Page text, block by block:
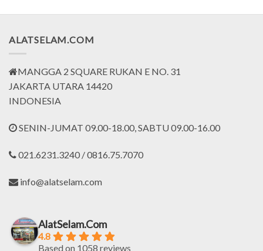
ALATSELAM.COM
MANGGA 2 SQUARE RUKAN E NO. 31
JAKARTA UTARA 14420
INDONESIA
SENIN-JUMAT 09.00-18.00, SABTU 09.00-16.00
021.6231.3240 / 0816.75.7070
info@alatselam.com
AlatSelam.Com
4.8
Based on 1058 reviews